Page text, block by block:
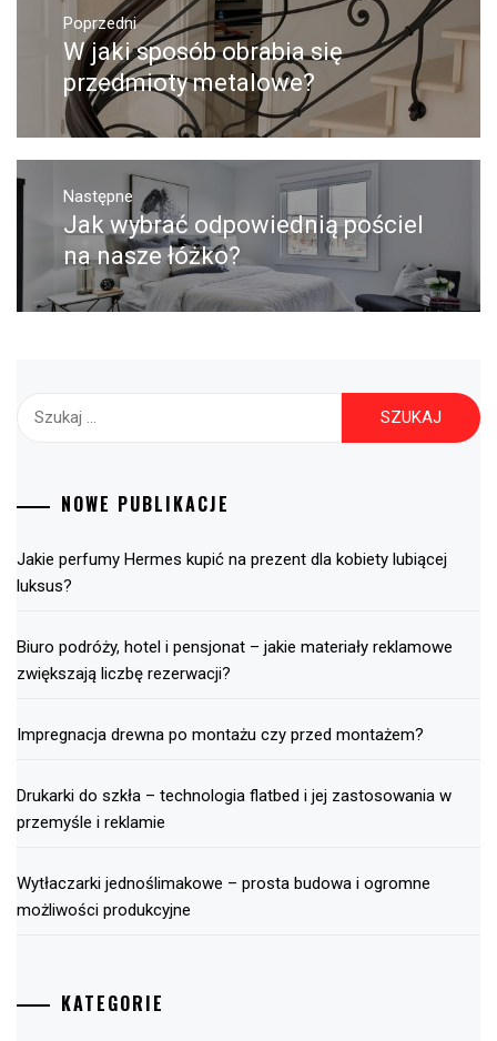
Nawigacja
wpisu
Poprzedni
Poprzedni
wpis:
W jaki sposób obrabia się
przedmioty metalowe?
Następne
Następny
post:
Jak wybrać odpowiednią pościel
na nasze łóżko?
Szukaj:
NOWE PUBLIKACJE
Jakie perfumy Hermes kupić na prezent dla kobiety lubiącej
luksus?
Biuro podróży, hotel i pensjonat – jakie materiały reklamowe
zwiększają liczbę rezerwacji?
Impregnacja drewna po montażu czy przed montażem?
Drukarki do szkła – technologia flatbed i jej zastosowania w
przemyśle i reklamie
Wytłaczarki jednoślimakowe – prosta budowa i ogromne
możliwości produkcyjne
KATEGORIE